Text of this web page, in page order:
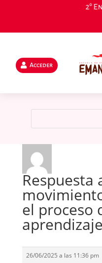
2°
Acceder
Respuesta
el proceso
aprendizaje
26/06/2025 a las 11:36 pm